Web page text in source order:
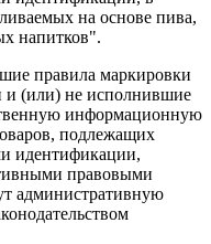
на основе пива,
напитков".
правила маркировки
и (или) не исполнившие
информационную
подлежащих
идентификации,
правовыми
административную